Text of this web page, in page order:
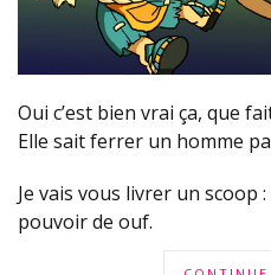
Oui c’est bien vrai ça, que
Elle sait ferrer un homme
Je vais vous livrer un scoop
pouvoir de ouf.